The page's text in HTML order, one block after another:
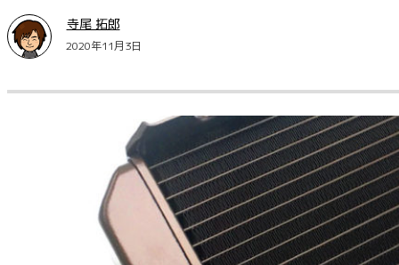
寺尾 拓郎
2020年11月3日